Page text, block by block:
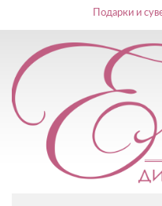
Подарки и